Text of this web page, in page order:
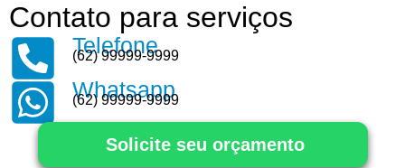
Contato para serviços
Telefone
(62) 99999-9999
Whatsapp
(62) 99999-9999
Solicite seu orçamento